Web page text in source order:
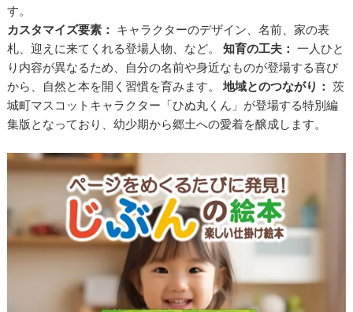
す。
カスタマイズ要素： キャラクターのデザイン、名前、家の表
札、迎えに来てくれる登場人物、など。知育の工夫： 一人ひと
り内容が異なるため、自分の名前や身近なものが登場する喜び
から、自然と本を開く習慣を育みます。地域とのつながり： 茨
城町マスコットキャラクター「ひぬ丸くん」が登場する特別編
集版となっており、幼少期から郷土への愛着を醸成します。